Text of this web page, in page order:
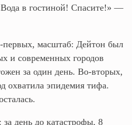
в гостиной! Спасите!» —
первых, масштаб: Дейтон был
и современных городов
за один день. Во-вторых,
охватила эпидемия тифа.
день до катастрофы, 8